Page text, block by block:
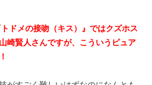
ドメの接吻（キス）』ではクズホス
崎賢人さんですが、こういうピュア